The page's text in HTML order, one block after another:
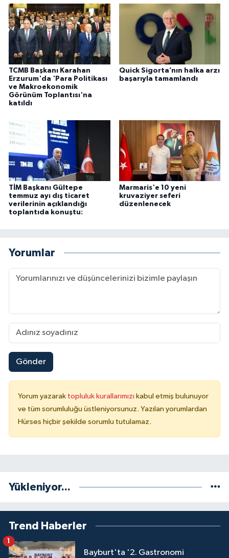
TCMB Başkanı Karahan
Erzurum'da 'Para Politikası
ve Makroekonomik
Görünüm Toplantısı'na
katıldı
Quick Sigorta’nın halka arzı
başarıyla tamamlandı
TİM Başkanı Gültepe
temmuz ayı dış ticaret
verilerinin açıklandığı
toplantıda konuştu:
Marmaris'e 10 yeni
kruvaziyer seferi
düzenlenecek
Yorumlar
Gönder
Yorum yazarak topluluk kurallarımızı kabul etmiş bulunuyor
ve tüm sorumluluğu üstleniyorsunuz. Yazılan yorumlardan
Hürses hiçbir şekilde sorumlu tutulamaz.
Yükleniyor...
Trend Haberler
Bayburt'ta '2. Gastronomi
1